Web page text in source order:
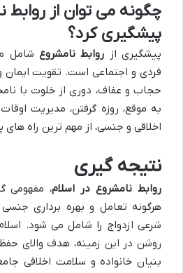
چگونه می توان از روابط
پیشگیری کرد؟
پیشگیری از روابط نامشروع شامل
فردی و اجتماعی است. تقویت ایمان و
حجاب و عفاف، دوری از خلوت با
به موقع، روزه گرفتن، مدیریت
اخلاقی و جنسی، از مهم ترین راه
نتیجه گیری
روابط نامشروع در اسلام، مفهومی
هرگونه تعامل و بهره برداری
شرعی ازدواج را شامل می شود.
روشن در این زمینه، هدف والای
بنیان خانواده و سلامت اخلاقی